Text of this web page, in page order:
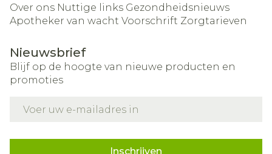
Over ons Nuttige links Gezondheidsnieuws
Apotheker van wacht Voorschrift Zorgtarieven
Nieuwsbrief
Blijf op de hoogte van nieuwe producten en
promoties
Inschrijven